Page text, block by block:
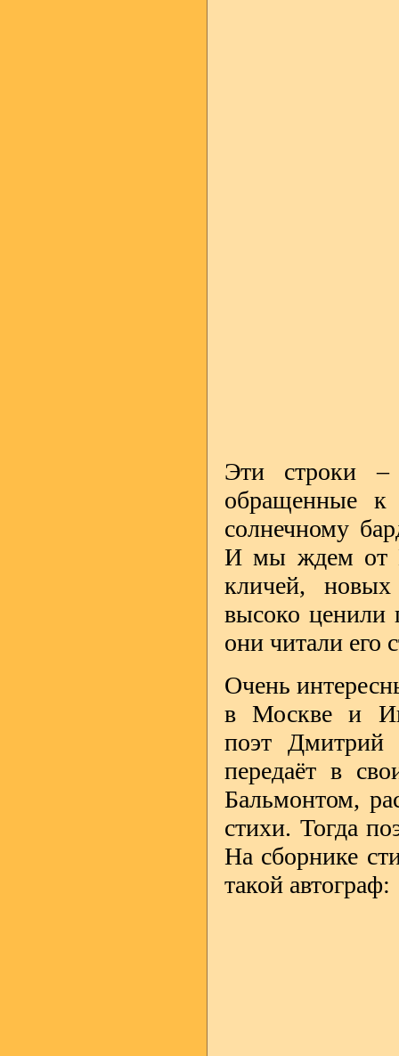
Эти строки –
обращенные
солнечному
И мы ждем от
кличей, новых
высоко ценили
они читали его
Очень
в Москве и
поэт Дмитрий
передаёт в
Бальмонтом,
стихи. Тогда
На сборнике
такой автограф: